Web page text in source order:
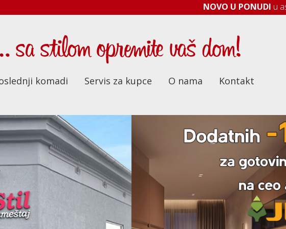
NOVO U PONUDIu asortimanu JELA
komadi Servis za kupce O nama Kontakt